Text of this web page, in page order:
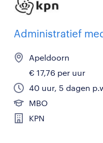
Administratief
Apeldoorn
€ 17,76 per uur
40 uur, 5 dagen
MBO
KPN